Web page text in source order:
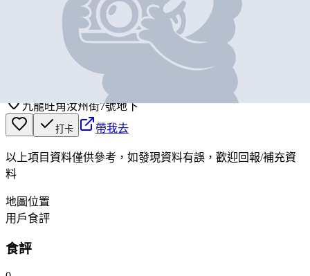
田記魚蛋牛腩專門店
九龍旺角汝州街7號地下
打卡 帶我去
以上項目資料僅供參考，如發現資料有誤，歡迎回報/補充資
料
地圖位置
用戶食評
食評